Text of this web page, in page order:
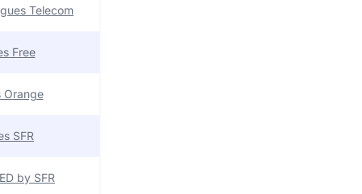
Telecom
Free
Orange
SFR
by SFR